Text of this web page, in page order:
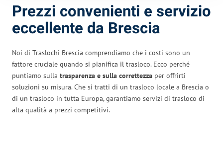
Prezzi convenienti e servizio
eccellente da Brescia
Noi di Traslochi Brescia comprendiamo che i costi sono un
fattore cruciale quando si pianifica il trasloco. Ecco perché
puntiamo sulla trasparenza e sulla correttezza per offrirti
soluzioni su misura. Che si tratti di un trasloco locale a Brescia o
di un trasloco in tutta Europa, garantiamo servizi di trasloco di
alta qualità a prezzi competitivi.